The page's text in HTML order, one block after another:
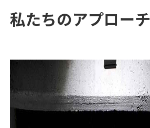
私たちのアプローチ